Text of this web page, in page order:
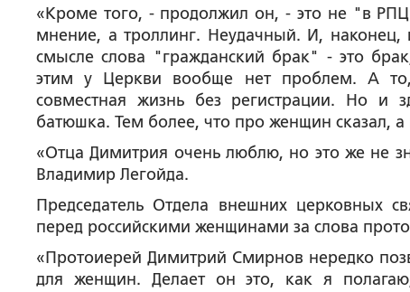
«Кроме того, - продолжил он, - это не "в
мнение, а троллинг. Неудачный. И, наконец,
смысле слова "гражданский брак" - это
этим у Церкви вообще нет проблем. А
совместная жизнь без регистрации. Но и
батюшка. Тем более, что про женщин сказал,
«Отца Димитрия очень люблю, но это же не
Владимир Легойда.
Председатель Отдела внешних церковных
перед российскими женщинами за слова
«Протоиерей Димитрий Смирнов нередко
для женщин. Делает он это, как я